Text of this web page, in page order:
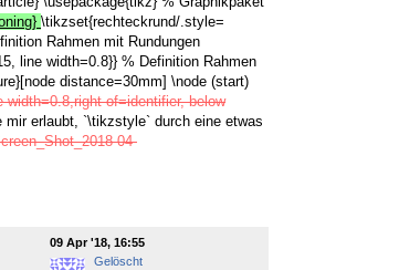
\tikzset{rechteckrund/.style=
Rahmen mit Rundungen
line width=0.8}} % Definition Rahmen
distance=30mm] \node (start)
of=identifier, below
erlaubt, `\tikzstyle` durch eine etwas
04-
09 Apr '18, 16:55
Gelöscht